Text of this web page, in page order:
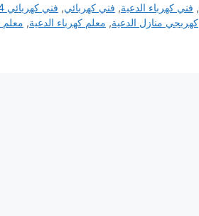
, فني كهرباء الدعية, فني كهربائي, فني كهربائي 24 ساعة
كهربجي منازل الدعية, معلم كهرباء الدعية, معلم